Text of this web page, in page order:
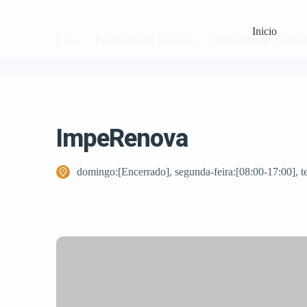
Inicio
Remodelação e
ImpeRenova
domingo:[Encerrado], segunda-feira:[08:00-17:00],